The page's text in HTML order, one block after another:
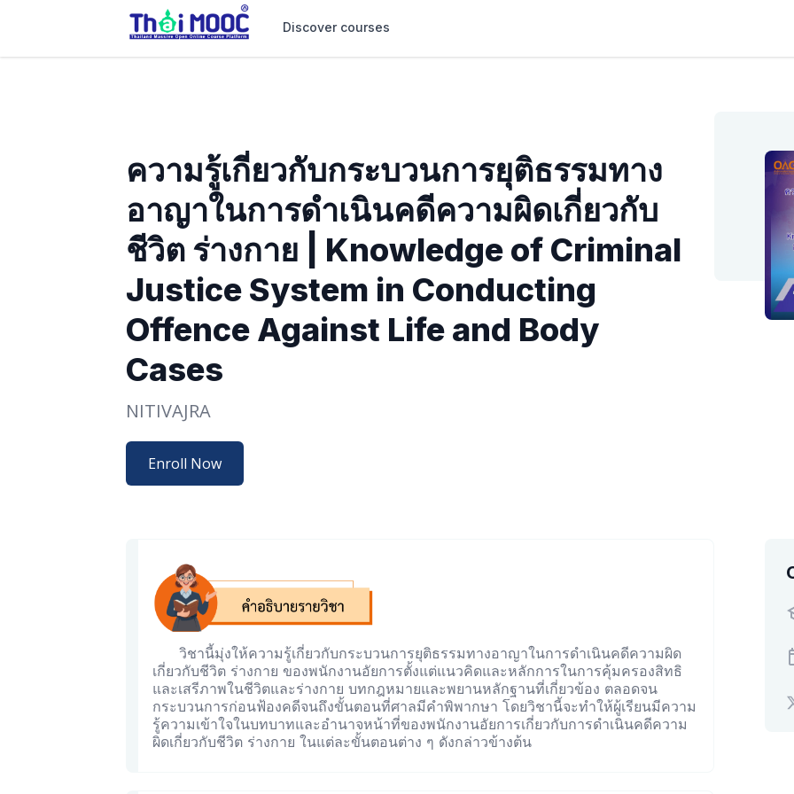
Discover courses
ความรู้เกี่ยวกับกระบวนการยุติธรรมทาง
อาญาในการดำเนินคดีความผิดเกี่ยวกับ
ชีวิต ร่างกาย | Knowledge of Criminal
Justice System in Conducting
Offence Against Life and Body
Cases
NITIVAJRA
Enroll Now
วิชานี้มุ่งให้ความรู้เกี่ยวกับกระบวนการยุติธรรมทางอาญาในการดำเนินคดีความผิด
เกี่ยวกับชีวิต ร่างกาย ของพนักงานอัยการตั้งแต่แนวคิดและหลักการในการคุ้มครองสิทธิ
และเสรีภาพในชีวิตและร่างกาย บทกฎหมายและพยานหลักฐานที่เกี่ยวข้อง ตลอดจน
กระบวนการก่อนฟ้องคดีจนถึงขั้นตอนที่ศาลมีคำพิพากษา โดยวิชานี้จะทำให้ผู้เรียนมีความ
รู้ความเข้าใจในบทบาทและอำนาจหน้าที่ของพนักงานอัยการเกี่ยวกับการดำเนินคดีความ
ผิดเกี่ยวกับชีวิต ร่างกาย ในแต่ละขั้นตอนต่าง ๆ ดังกล่าวข้างต้น